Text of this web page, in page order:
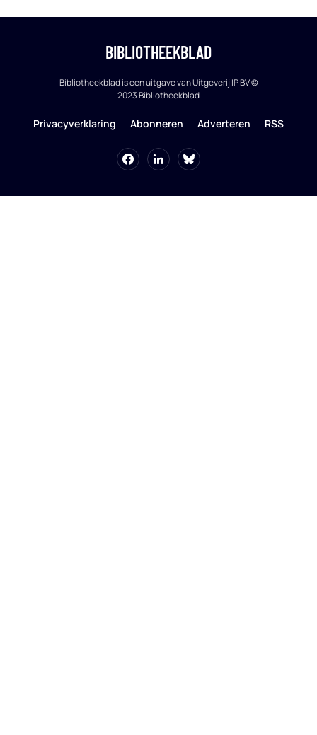
BIBLIOTHEEKBLAD
Bibliotheekblad is een uitgave van Uitgeverij IP BV ©
2023 Bibliotheekblad
Privacyverklaring Abonneren Adverteren RSS